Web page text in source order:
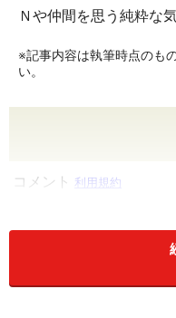
Ｎや仲間を思う純粋な
※記事内容は執筆時点のも
い。